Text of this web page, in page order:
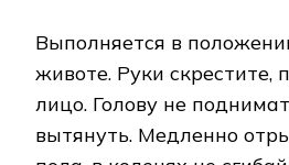
Выполняется в
животе. Руки скрестите,
лицо. Голову не
вытянуть. Медленно